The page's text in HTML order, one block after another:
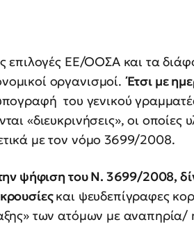
επιλογές ΕΕ/ΟΟΣΑ και τα
οργανισμοί. Έτσι με
του γενικού
«διευκρινήσεις», οι
με τον νόμο 3699/2008.
ψήφιση του Ν. 3699/2008,
και ψευδεπίγραφες
των ατόμων με αναπηρία/